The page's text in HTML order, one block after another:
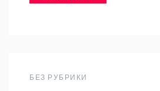
БЕЗ РУБРИКИ